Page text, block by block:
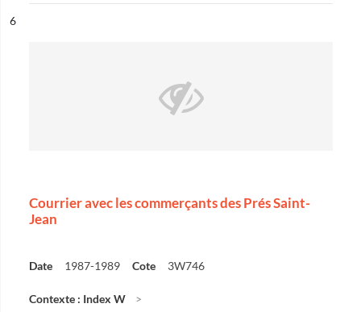
n°
6
Courrier avec les commerçants des Prés Saint-
Jean
Date 1987-1989 Cote 3W746
Contexte : Index W